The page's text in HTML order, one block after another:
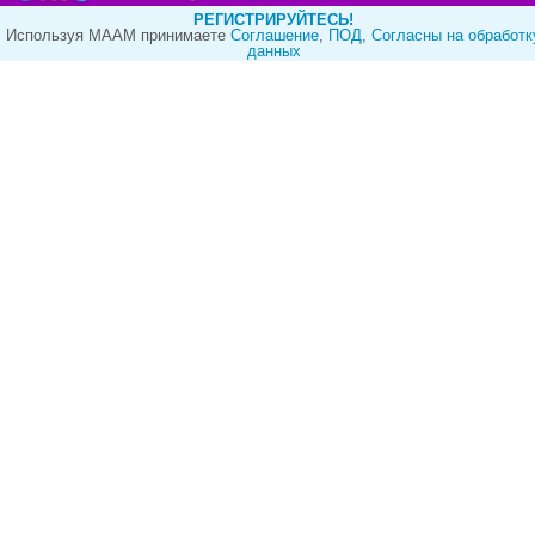
РЕГИСТРИРУЙТЕСЬ!
Используя МААМ принимаете Cоглашение, ПОД, Согласны на
данных